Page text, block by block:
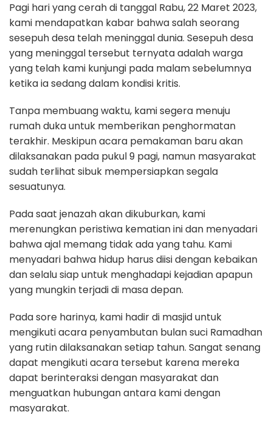
Pagi hari yang cerah di tanggal Rabu, 22 Maret 2023,
kami mendapatkan kabar bahwa salah seorang
sesepuh desa telah meninggal dunia. Sesepuh desa
yang meninggal tersebut ternyata adalah warga
yang telah kami kunjungi pada malam sebelumnya
ketika ia sedang dalam kondisi kritis.
Tanpa membuang waktu, kami segera menuju
rumah duka untuk memberikan penghormatan
terakhir. Meskipun acara pemakaman baru akan
dilaksanakan pada pukul 9 pagi, namun masyarakat
sudah terlihat sibuk mempersiapkan segala
sesuatunya.
Pada saat jenazah akan dikuburkan, kami
merenungkan peristiwa kematian ini dan menyadari
bahwa ajal memang tidak ada yang tahu. Kami
menyadari bahwa hidup harus diisi dengan kebaikan
dan selalu siap untuk menghadapi kejadian apapun
yang mungkin terjadi di masa depan.
Pada sore harinya, kami hadir di masjid untuk
mengikuti acara penyambutan bulan suci Ramadhan
yang rutin dilaksanakan setiap tahun. Sangat senang
dapat mengikuti acara tersebut karena mereka
dapat berinteraksi dengan masyarakat dan
menguatkan hubungan antara kami dengan
masyarakat.